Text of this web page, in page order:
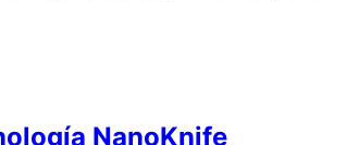
NanoKnife